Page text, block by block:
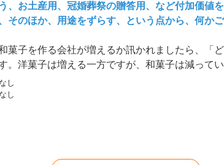
、お土産用、冠婚葬祭の贈答用、など付加価値
そのほか、用途をずらす、という点から、何か
菓子を作る会社が増えるか訊かれましたら、「
。洋菓子は増える一方ですが、和菓子は減って
茶などに使われる「高級和菓子」のジャンルで
用、冠婚葬祭用など、売り方や売り先をちょと
し
し